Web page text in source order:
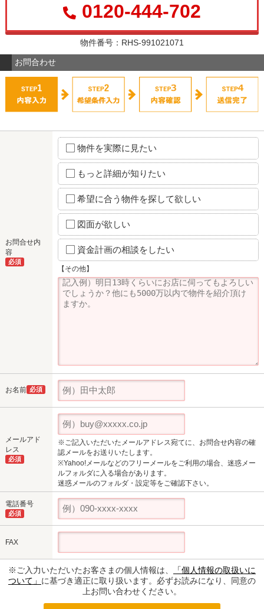
0120-444-702
物件番号：RHS-991021071
お問合わせ
お問合せ内
容
必須
物件を実際に見たい
もっと詳細が知りたい
希望に合う物件を探して欲しい
図面が欲しい
資金計画の相談をしたい
【その他】
お名前 必須
メールアド
レス
必須
※ご記入いただいたメールアドレス宛てに、お問合せ内容の確
認メールをお送りいたします。
※Yahoo!メールなどのフリーメールをご利用の場合、迷惑メー
ルフォルダに入る場合があります。
迷惑メールのフォルダ・設定等をご確認下さい。
電話番号
必須
FAX
※ご入力いただいたお客さまの個人情報は、
「個人情報の取扱いに
ついて」 に基づき適正に取り扱います。必ずお読みになり、同意の
上お問い合わせください。